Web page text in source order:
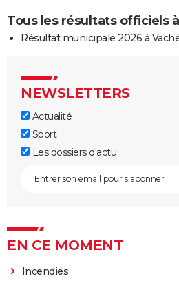
Tous les résultats officiels
Résultat municipale 2026 à
NEWSLETTERS
Actualité
Sport
Les dossiers d'actu
EN CE MOMENT
Incendies